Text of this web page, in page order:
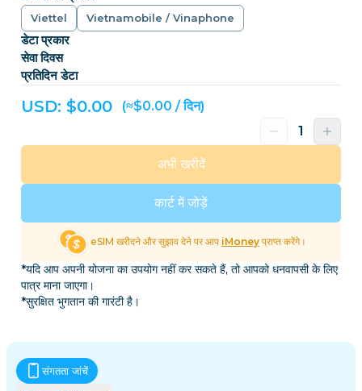
Viettel Vietnamobile / Vinaphone
डेटा प्रकार
सेवा दिवस
प्रतिदिन डेटा
USD: $0.00 (≈$0.00 / दिन)
कार्ट में जोड़ें
अभी खरीदें
eSIM खरीदने और सुझाव देने पर आप iMoney प्राप्त करेंगे।
*यदि आप अपनी योजना का उपयोग नहीं कर सकते हैं, तो आपको धनवापसी के लिए
पात्र माना जाएगा।
*सुरक्षित भुगतान की गारंटी है।
संगतता जांचें